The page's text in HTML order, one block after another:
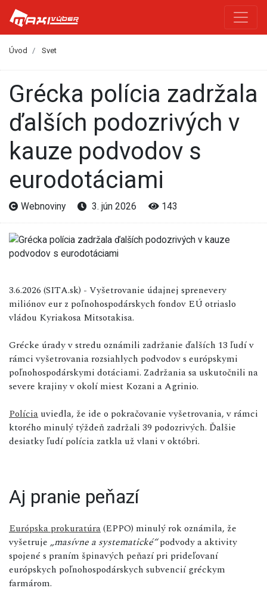
Úvod Svet
Grécka polícia zadržala
ďalších podozrivých v
kauze podvodov s
eurodotáciami
Webnoviny 3. jún 2026 143
3.6.2026 (SITA.sk) - Vyšetrovanie údajnej sprenevery
miliónov eur z poľnohospodárskych fondov EÚ otriaslo
vládou Kyriakosa Mitsotakisa.
Grécke úrady v stredu oznámili zadržanie ďalších 13 ľudí v
rámci vyšetrovania rozsiahlych podvodov s európskymi
poľnohospodárskymi dotáciami. Zadržania sa uskutočnili na
severe krajiny v okolí miest Kozani a Agrinio.
Polícia uviedla, že ide o pokračovanie vyšetrovania, v rámci
ktorého minulý týždeň zadržali 39 podozrivých. Ďalšie
desiatky ľudí polícia zatkla už vlani v októbri.
Aj pranie peňazí
Európska prokuratúra(EPPO) minulý rok oznámila, že
vyšetruje „masívne a systematické“podvody a aktivity
spojené s praním špinavých peňazí pri prideľovaní
európskych poľnohospodárskych subvencií gréckym
farmárom.